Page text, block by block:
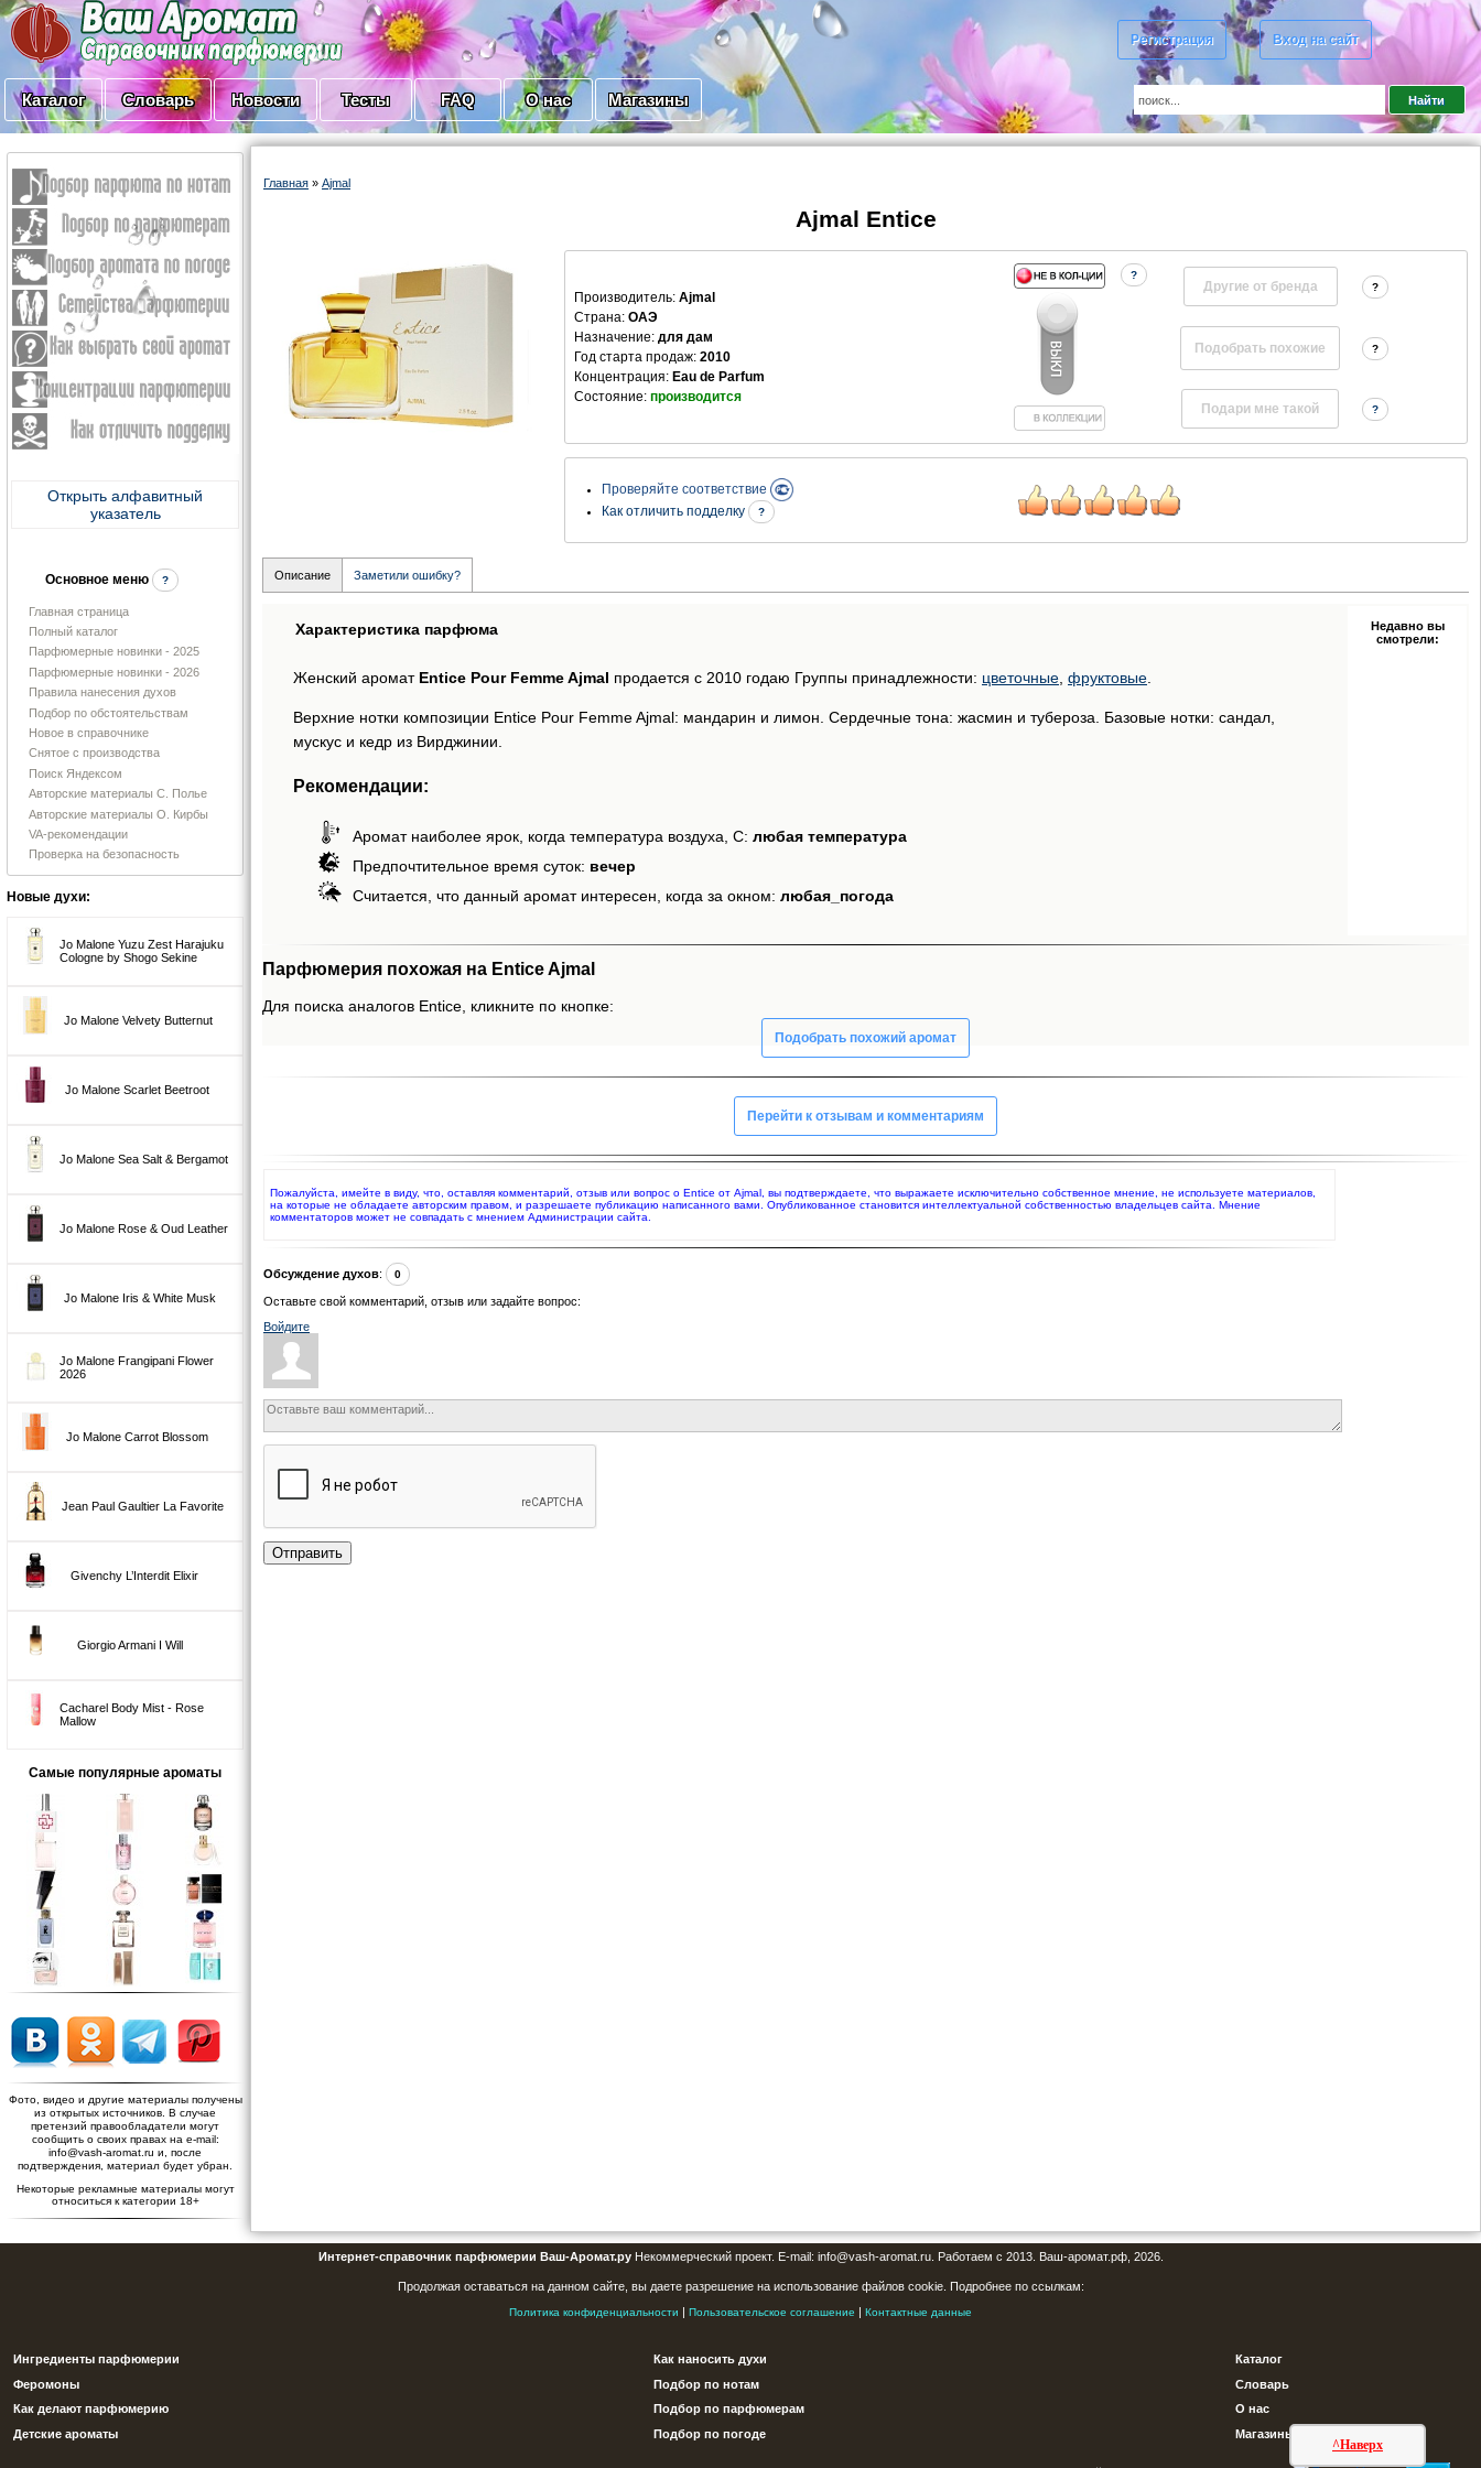
Регистрация Вход на сайт
Каталог Словарь Новости Тесты FAQ О нас Магазины
Открыть алфавитный
указатель
Основное меню ?
Главная страница
Полный каталог
Парфюмерные новинки - 2025
Парфюмерные новинки - 2026
Правила нанесения духов
Подбор по обстоятельствам
Новое в справочнике
Снятое с производства
Поиск Яндексом
Авторские материалы С. Полье
Авторские материалы О. Кирбы
VA-рекомендации
Проверка на безопасность
Новые духи:
Jo Malone Yuzu Zest Harajuku
Cologne by Shogo Sekine
Jo Malone Velvety Butternut
Jo Malone Scarlet Beetroot
Jo Malone Sea Salt & Bergamot
Jo Malone Rose & Oud Leather
Jo Malone Iris & White Musk
Jo Malone Frangipani Flower
2026
Jo Malone Carrot Blossom
Jean Paul Gaultier La Favorite
Givenchy L’Interdit Elixir
Giorgio Armani I Will
Cacharel Body Mist - Rose
Mallow
Самые популярные ароматы
Фото, видео и другие материалы получены
из открытых источников. В случае
претензий правообладатели могут
сообщить о своих правах на e-mail:
info@vash-aromat.ru и, после
подтверждения, материал будет убран.
Некоторые рекламные материалы могут
относиться к категории 18+
Главная » Ajmal
Ajmal Entice
Производитель: Ajmal
Страна: ОАЭ
Назначение: для дам
Год старта продаж: 2010
Концентрация: Eau de Parfum
Состояние: производится
?
Другие от бренда ?
?
?
Проверяйте соответствие
Как отличить подделку
?
Описание Заметили ошибку?
Характеристика парфюма
Женский аромат Entice Pour Femme Ajmal продается с 2010 годаю Группы принадлежности: цветочные фруктовые
Верхние нотки композиции Entice Pour Femme Ajmal: мандарин и лимон. Сердечные тона: жасмин и тубероза. Базовые нотки: сандал,
мускус и кедр из Вирджинии.
Рекомендации:
Аромат наиболее ярок, когда температура воздуха, С: любая температура
Предпочтительное время суток: вечер
Считается, что данный аромат интересен, когда за окном: любая_погода
Недавно вы
смотрели:
Парфюмерия похожая на Entice Ajmal
Для поиска аналогов Entice, кликните по кнопке:
Подобрать похожий аромат
Перейти к отзывам и комментариям
Пожалуйста, имейте в виду, что, оставляя комментарий, отзыв или вопрос о Entice от Ajmal, вы подтверждаете, что выражаете исключительно собственное мнение, не используете материалов,
на которые не обладаете авторским правом, и разрешаете публикацию написанного вами. Опубликованное становится интеллектуальной собственностью владельцев сайта. Мнение
комментаторов может не совпадать с мнением Администрации сайта.
Обсуждение духов: 0
Оставьте свой комментарий, отзыв или задайте вопрос:
Войдите
Отправить
^Наверх
Интернет-справочник парфюмерии Ваш-Аромат.руНекоммерческий проект. E-mail: info@vash-aromat.ru. Работаем с 2013. Ваш-аромат.рф, 2026.
Продолжая оставаться на данном сайте, вы даете разрешение на использование файлов cookie. Подробнее по ссылкам:
Политика конфиденциальности | Пользовательское соглашение | Контактные данные
Ингредиенты парфюмерии
Феромоны
Как делают парфюмерию
Детские ароматы
Как наносить духи
Подбор по нотам
Подбор по парфюмерам
Подбор по погоде
Каталог
Словарь
О нас
Магазины